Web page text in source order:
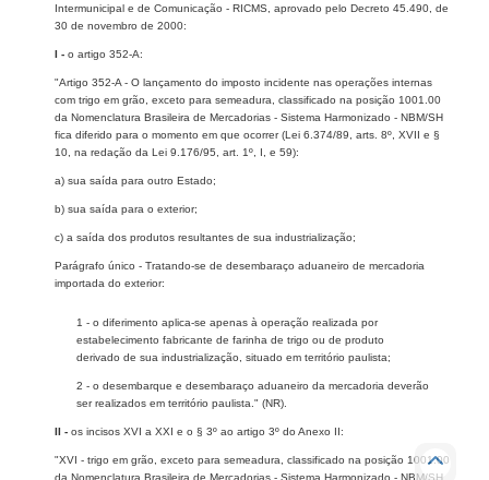
Intermunicipal e de Comunicação - RICMS, aprovado pelo Decreto 45.490, de
30 de novembro de 2000:
I - o artigo 352-A:
"Artigo 352-A - O lançamento do imposto incidente nas operações internas
com trigo em grão, exceto para semeadura, classificado na posição 1001.00
da Nomenclatura Brasileira de Mercadorias - Sistema Harmonizado - NBM/SH
fica diferido para o momento em que ocorrer (Lei 6.374/89, arts. 8º, XVII e §
10, na redação da Lei 9.176/95, art. 1º, I, e 59):
a) sua saída para outro Estado;
b) sua saída para o exterior;
c) a saída dos produtos resultantes de sua industrialização;
Parágrafo único - Tratando-se de desembaraço aduaneiro de mercadoria
importada do exterior:
1 - o diferimento aplica-se apenas à operação realizada por
estabelecimento fabricante de farinha de trigo ou de produto
derivado de sua industrialização, situado em território paulista;
2 - o desembarque e desembaraço aduaneiro da mercadoria deverão
ser realizados em território paulista." (NR).
II - os incisos XVI a XXI e o § 3º ao artigo 3º do Anexo II:
"XVI - trigo em grão, exceto para semeadura, classificado na posição 1001.00
da Nomenclatura Brasileira de Mercadorias - Sistema Harmonizado - NBM/SH